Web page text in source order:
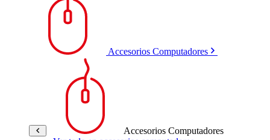
Accesorios Computadores
Accesorios Computadores